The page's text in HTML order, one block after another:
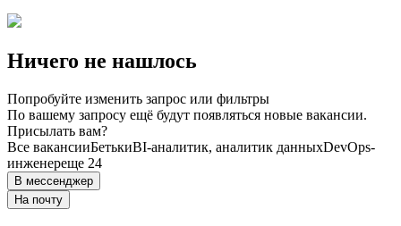
Ничего не нашлось
Попробуйте изменить запрос или фильтры
По вашему запросу ещё будут появляться новые вакансии.
Присылать вам?
Все вакансииБетькиBI-аналитик, аналитик данныхDevOps-
инженереще 24
В мессенджер
На почту